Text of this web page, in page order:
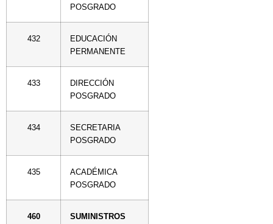
POSGRADO
432
EDUCACIÓN
PERMANENTE
433
DIRECCIÓN
POSGRADO
434
SECRETARIA
POSGRADO
435
ACADÉMICA
POSGRADO
460
SUMINISTROS